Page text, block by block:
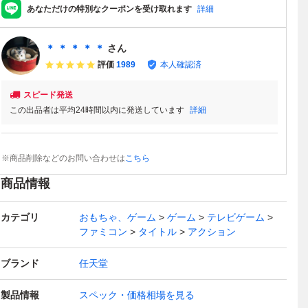
あなただけの特別なクーポンを受け取れます 詳細
＊ ＊ ＊ ＊ ＊ さん
評価 1989 本人確認済
スピード発送
この出品者は平均24時間以内に発送しています 詳細
※商品削除などのお問い合わせはこちら
商品情報
カテゴリ おもちゃ、ゲーム ゲーム
テレビゲーム
ファミコン
タイトル アクション
ブランド 任天堂
製品情報 スペック・価格相場を見る